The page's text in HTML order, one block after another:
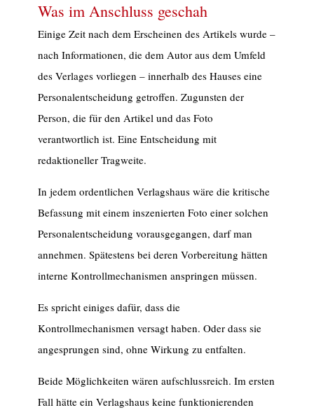
Was im Anschluss geschah
Einige Zeit nach dem Erscheinen des Artikels wurde –
nach Informationen, die dem Autor aus dem Umfeld
des Verlages vorliegen – innerhalb des Hauses eine
Personalentscheidung getroffen. Zugunsten der
Person, die für den Artikel und das Foto
verantwortlich ist. Eine Entscheidung mit
redaktioneller Tragweite.
In jedem ordentlichen Verlagshaus wäre die kritische
Befassung mit einem inszenierten Foto einer solchen
Personalentscheidung vorausgegangen, darf man
annehmen. Spätestens bei deren Vorbereitung hätten
interne Kontrollmechanismen anspringen müssen.
Es spricht einiges dafür, dass die
Kontrollmechanismen versagt haben. Oder dass sie
angesprungen sind, ohne Wirkung zu entfalten.
Beide Möglichkeiten wären aufschlussreich. Im ersten
Fall hätte ein Verlagshaus keine funktionierenden